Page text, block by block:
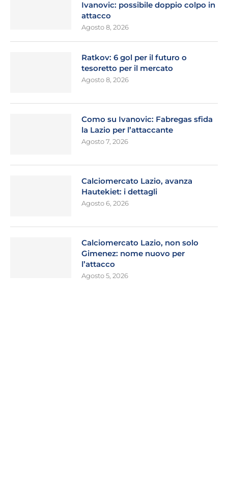
Ivanovic: possibile doppio colpo in
attacco
Agosto 8, 2026
Ratkov: 6 gol per il futuro o
tesoretto per il mercato
Agosto 8, 2026
Como su Ivanovic: Fabregas sfida
la Lazio per l’attaccante
Agosto 7, 2026
Calciomercato Lazio, avanza
Hautekiet: i dettagli
Agosto 6, 2026
Calciomercato Lazio, non solo
Gimenez: nome nuovo per
l’attacco
Agosto 5, 2026